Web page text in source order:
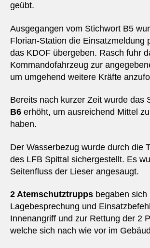
geübt.
Ausgegangen vom Stichwort B5
Florian-Station die Einsatzmeldung
das KDOF übergeben. Rasch fuhr
Kommandofahrzeug zur
um umgehend weitere Kräfte
Bereits nach kurzer Zeit wurde das
B6erhöht, um ausreichend Mittel
haben.
Der Wasserbezug wurde durch die
des LFB Spittal sichergestellt. Es
Seitenfluss der Lieser angesaugt.
2 Atemschutztruppsbegaben sich
Lagebesprechung und
Innenangriff und zur Rettung der 2
welche sich nach wie vor im